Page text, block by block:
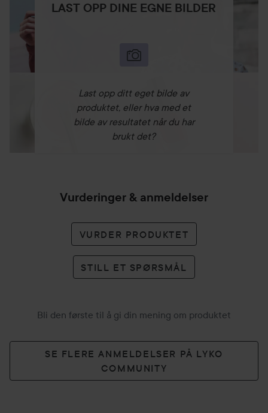
LAST OPP DINE EGNE BILDER
Last opp ditt eget bilde av
produktet, eller hva med et
bilde av resultatet når du har
brukt det?
Vurderinger & anmeldelser
VURDER PRODUKTET
STILL ET SPØRSMÅL
Bli den første til å gi din mening om produktet
SE FLERE ANMELDELSER PÅ LYKO
COMMUNITY